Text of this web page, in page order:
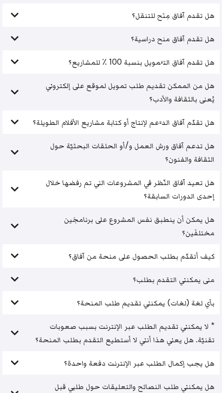
هل تقدم آفاق مِنَح للتنقل؟
هل تقدم آفاق منح دراسية؟
هل تقدم آفاق التَّمويل بنسبة 100 ٪ للمشاريع؟
هل من الممكن تقديم طلب تمويل لموقع على إلكتروني
يُعنى بالثقافة والأدب؟
هل تقدّم آفاق الدَّعم لإنتاج أو كتابة مشاريع الأفلام الطويلة؟
هل تدعم آفاق ورش العمل و/أو الحلقات البحثيّة حول
الثقافة والفنون؟
هل تعيد آفاق النّظر في المشروعات التي تم رفضها خلال
إحدى الدورات السابقة؟
هل يمكن أن ينطبق نفس المشروع على برنامجَين
مختلفَين؟
كيف أتقدّم بطلب الحصول على منحة من آفاق؟
متى يمكنني التقدم بطلب؟
بأي لغة (لغات) يمكنني تقديم طلب المنحة؟
* لا يمكنني تقديم الطلب عبر الإنترنت بسبب صعوبات
تقنيّة. هل يعني هذا أنني لا أستطيع التقدم بطلب المنحة؟
هل يجب إكمال الطلب عبر الإنترنت دفعة واحدة؟
هل يمكنني طلب النصائح والتعليقات حول طلبي قبل